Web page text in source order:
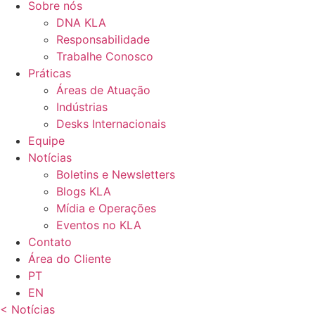
Sobre nós
DNA KLA
Responsabilidade
Trabalhe Conosco
Práticas
Áreas de Atuação
Indústrias
Desks Internacionais
Equipe
Notícias
Boletins e Newsletters
Blogs KLA
Mídia e Operações
Eventos no KLA
Contato
Área do Cliente
PT
EN
< Notícias